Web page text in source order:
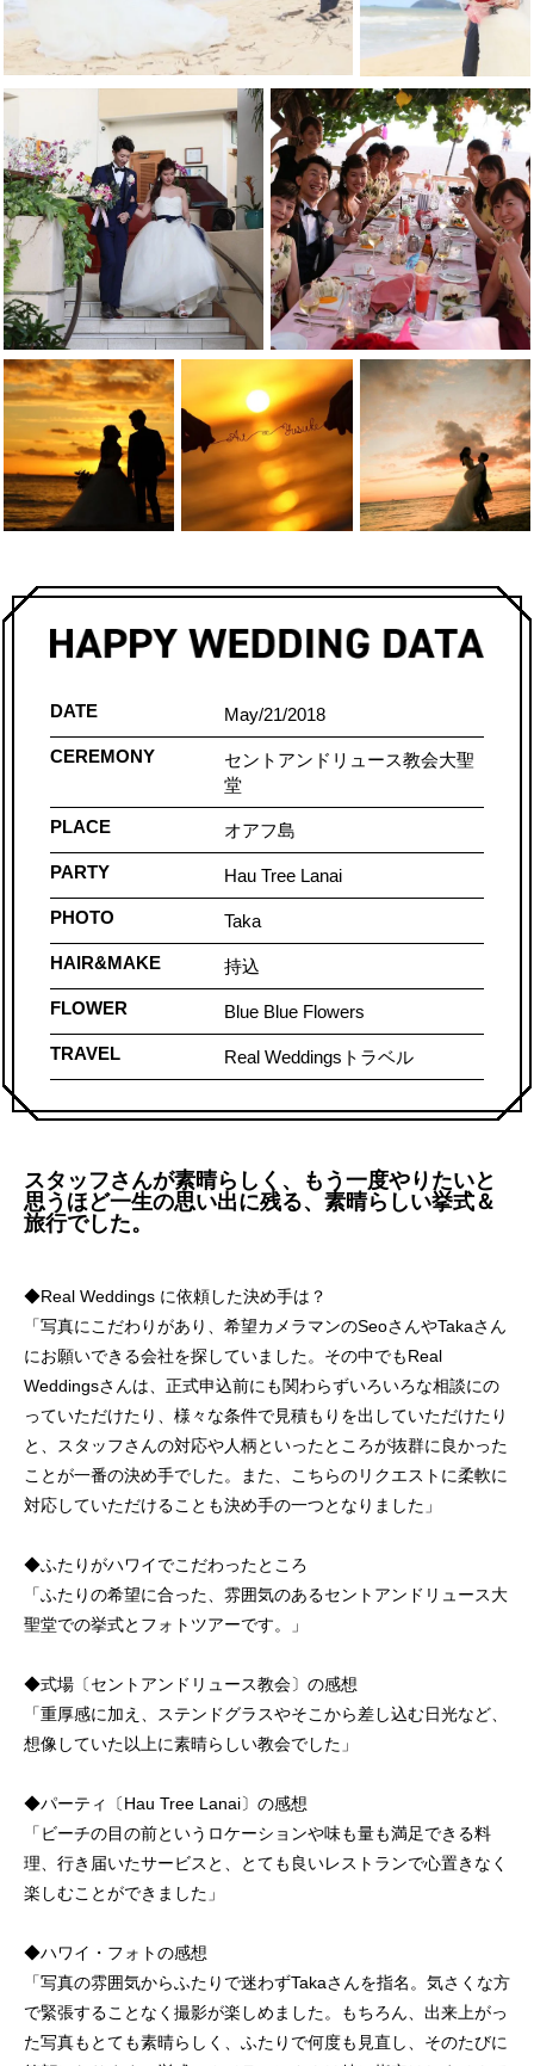
DATE May/21/2018
CEREMONY
セントアンドリュース教会大聖
堂
PLACE オアフ島
PARTY Hau Tree Lanai
PHOTO Taka
HAIR&MAKE 持込
FLOWER Blue Blue Flowers
TRAVEL Real Weddingsトラベル
スタッフさんが素晴らしく、もう一度やりたいと
思うほど一生の思い出に残る、素晴らしい挙式＆
旅行でした。
◆Real Weddings に依頼した決め手は？
「写真にこだわりがあり、希望カメラマンのSeoさんやTakaさん
にお願いできる会社を探していました。その中でもReal
Weddingsさんは、正式申込前にも関わらずいろいろな相談にの
っていただけたり、様々な条件で見積もりを出していただけたり
と、スタッフさんの対応や人柄といったところが抜群に良かった
ことが一番の決め手でした。また、こちらのリクエストに柔軟に
対応していただけることも決め手の一つとなりました」
◆ふたりがハワイでこだわったところ
「ふたりの希望に合った、雰囲気のあるセントアンドリュース大
聖堂での挙式とフォトツアーです。」
◆式場〔セントアンドリュース教会〕の感想
「重厚感に加え、ステンドグラスやそこから差し込む日光など、
想像していた以上に素晴らしい教会でした」
◆パーティ〔Hau Tree Lanai〕の感想
「ビーチの目の前というロケーションや味も量も満足できる料
理、行き届いたサービスと、とても良いレストランで心置きなく
楽しむことができました」
◆ハワイ・フォトの感想
「写真の雰囲気からふたりで迷わずTakaさんを指名。気さくな方
で緊張することなく撮影が楽しめました。もちろん、出来上がっ
た写真もとても素晴らしく、ふたりで何度も見直し、そのたびに